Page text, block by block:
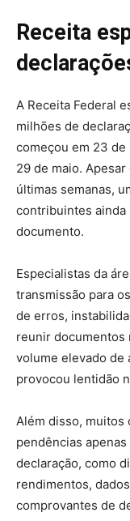
Receita
A Receita Federal
milhões de
começou em 23
29 de maio.
últimas semanas,
contribuintes
documento.
Especialistas da
transmissão para
de erros,
reunir documentos
volume elevado de
provocou lentidão
Além disso, muitos
pendências
declaração, como
rendimentos,
comprovantes de